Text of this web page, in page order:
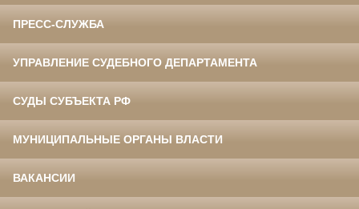
ПРЕСС-СЛУЖБА
УПРАВЛЕНИЕ СУДЕБНОГО ДЕПАРТАМЕНТА
СУДЫ СУБЪЕКТА РФ
МУНИЦИПАЛЬНЫЕ ОРГАНЫ ВЛАСТИ
ВАКАНСИИ